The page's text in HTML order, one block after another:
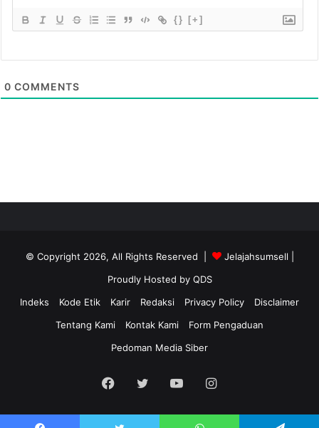
{} [+]
0 COMMENTS
© Copyright 2026, All Rights Reserved | Jelajahsumsell
Proudly Hosted by QDS
Indeks
Kode Etik Karir Redaksi Privacy Policy
Disclaimer
Tentang Kami
Kontak Kami
Form Pengaduan
Pedoman Media Siber
Facebook
Twitter YouTubeInstagram